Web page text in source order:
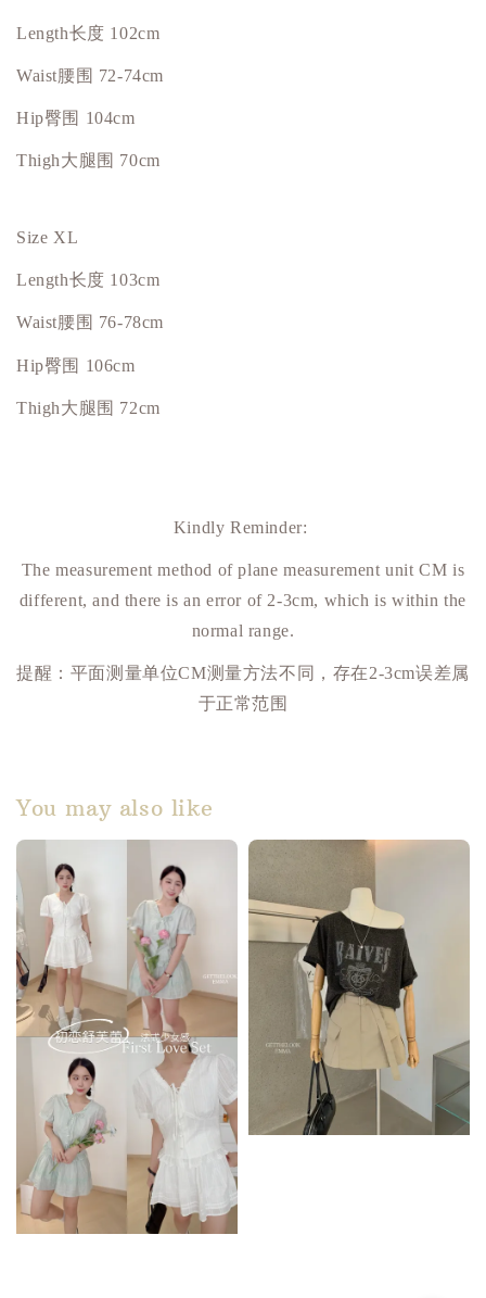
Length长度 102cm
Waist腰围 72-74cm
Hip臀围 104cm
Thigh大腿围 70cm
Size XL
Length长度 103cm
Waist腰围 76-78cm
Hip臀围 106cm
Thigh大腿围 72cm
Kindly Reminder:
The measurement method of plane measurement unit CM is
different, and there is an error of 2-3cm, which is within the
normal range.
提醒：平面测量单位CM测量方法不同，存在2-3cm误差属
于正常范围
You may also like